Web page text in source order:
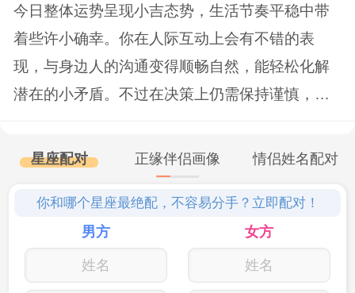
萌鹿饰品作为幸运饰物，温和优雅的小鹿符
合天秤座的个性气质，而造型喜庆的小鹿又
给天秤们带来财富与幸运的美好祝福。
今日整体运势呈现小吉态势，生活节奏平稳中带
着些许小确幸。你在人际互动上会有不错的表
现，与身边人的沟通变得顺畅自然，能轻松化解
潜在的小矛盾。不过在决策上仍需保持谨慎，避
言，今日适合按部就班地推进计划，同时留意身
边的小机遇，或许能为生活增添几分惊喜。 更
多...
星座配对 正缘伴侣画像 情侣姓名配对
你和哪个星座最绝配，不容易分手？立即配对！
男方 女方